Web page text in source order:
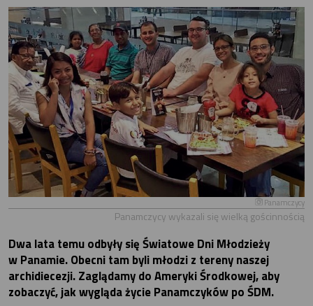
Panamczycy
Panamczycy wykazali się wielką gościnnością
Dwa lata temu odbyły się Światowe Dni Młodzieży
w Panamie. Obecni tam byli młodzi z tereny naszej
archidiecezji. Zaglądamy do Ameryki Środkowej, aby
zobaczyć, jak wygląda życie Panamczyków po ŚDM.